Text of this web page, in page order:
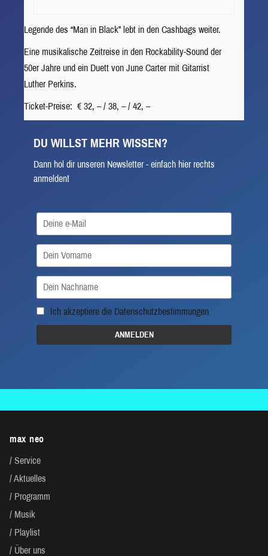
Legende des “Man in Black” lebt in den Cashbags weiter.
Eine musikalische Zeitreise in den Rockability-Sound der
50er Jahre und ein Duett von June Carter mit Gitarrist
Luther Perkins.
Ticket-Preise: € 32, – / 38, – / 42, –
DU WILLST MEHR WISSEN?
Dann hol dir unseren Newsletter - einfach hier rechts
anmelden!
Ich akzeptiere die Datenschutzbestimmungen
max neo
Service
Aktuelles
Programm
Musik
Playlist
Über uns